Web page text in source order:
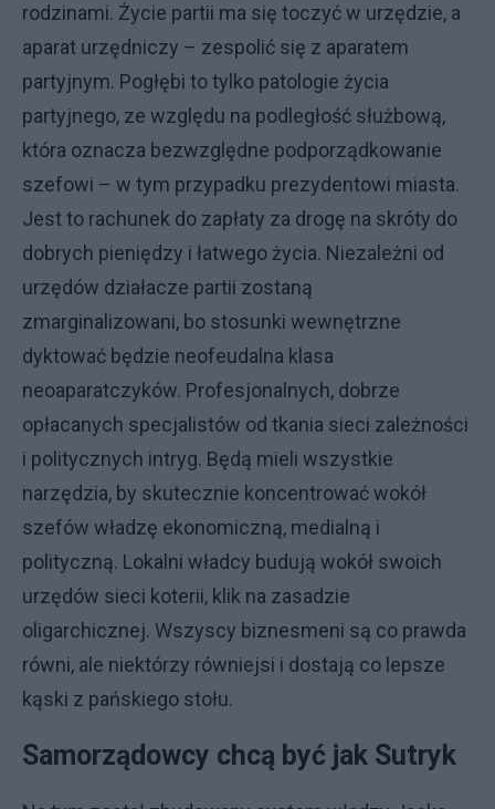
rodzinami. Życie partii ma się toczyć w urzędzie, a
aparat urzędniczy – zespolić się z aparatem
partyjnym. Pogłębi to tylko patologie życia
partyjnego, ze względu na podległość służbową,
która oznacza bezwzględne podporządkowanie
szefowi – w tym przypadku prezydentowi miasta.
Jest to rachunek do zapłaty za drogę na skróty do
dobrych pieniędzy i łatwego życia. Niezależni od
urzędów działacze partii zostaną
zmarginalizowani, bo stosunki wewnętrzne
dyktować będzie neofeudalna klasa
neoaparatczyków. Profesjonalnych, dobrze
opłacanych specjalistów od tkania sieci zależności
i politycznych intryg. Będą mieli wszystkie
narzędzia, by skutecznie koncentrować wokół
szefów władzę ekonomiczną, medialną i
polityczną. Lokalni władcy budują wokół swoich
urzędów sieci koterii, klik na zasadzie
oligarchicznej. Wszyscy biznesmeni są co prawda
równi, ale niektórzy równiejsi i dostają co lepsze
kąski z pańskiego stołu.
Samorządowcy chcą być jak Sutryk